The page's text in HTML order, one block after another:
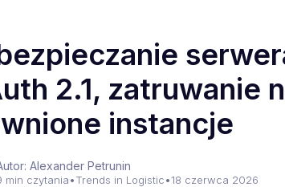
2.1, zatruwanie
instancje
Alexander Petrunin
min czytania•Trends in Logistic•18 czerwca 2026